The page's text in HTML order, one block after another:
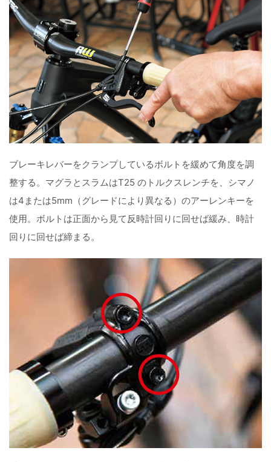
ブレーキレバーをクランプしているボルトを緩めて角度を調
整する。マグラとスラムはT25 のトルクスレンチを、シマノ
は4または5mm（グレードにより異なる）のアーレンキーを
使用。ボルトは正面から見て反時計回りに回せば緩み、時計
回りに回せば締まる。